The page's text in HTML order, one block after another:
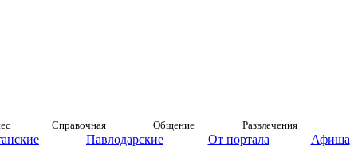
Справочная Общение Развлечения
Павлодарские От портала Афиша